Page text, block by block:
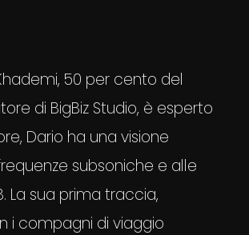
50 per cento del
di BigBiz Studio, è esperto
Dario ha una visione
subsoniche e alle
La sua prima traccia,
i compagni di viaggio